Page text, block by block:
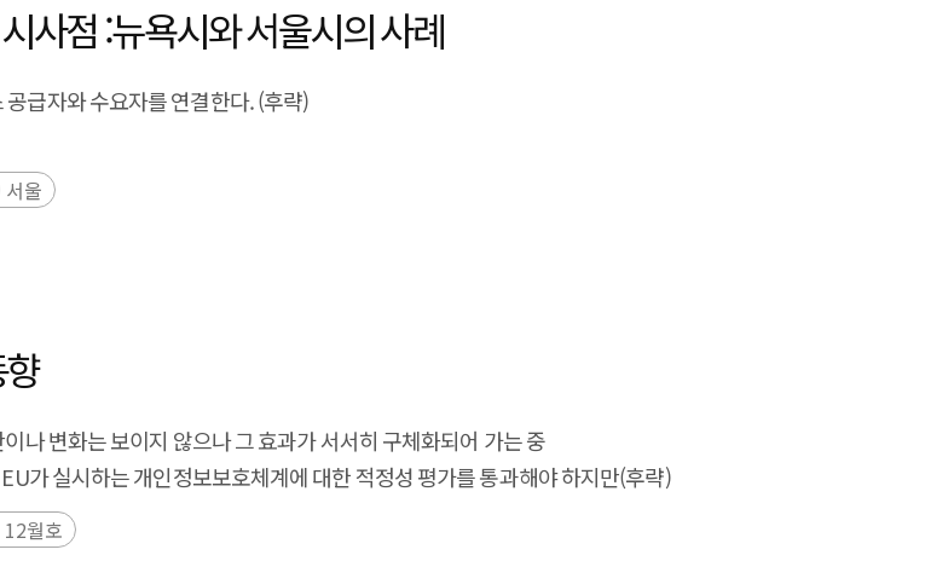
사점 :뉴욕시와 서울시의 사례
급자와 수요자를 연결한다. (후략)
서울
나 변화는 보이지 않으나 그 효과가 서서히 구체화되어 가는 중
가 실시하는 개인정보보호체계에 대한 적정성 평가를 통과해야 하지만(후략)
월호